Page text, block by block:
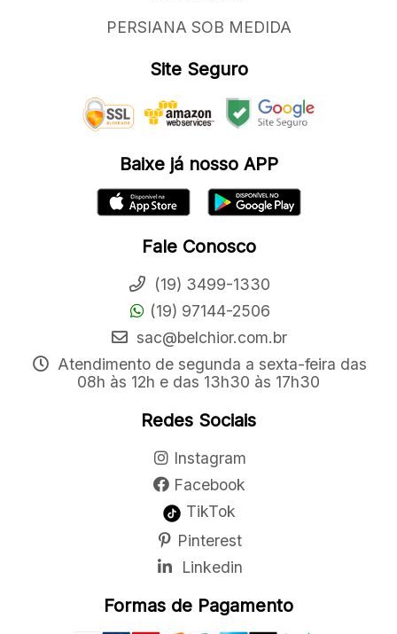
PERSIANA SOB MEDIDA
Site Seguro
Baixe já nosso APP
Fale Conosco
(19) 3499-1330
(19) 97144-2506
sac@belchior.com.br
Atendimento de segunda a sexta-feira das
08h às 12h e das 13h30 às 17h30
Redes Sociais
Instagram
Facebook
TikTok
Pinterest
Linkedin
Formas de Pagamento